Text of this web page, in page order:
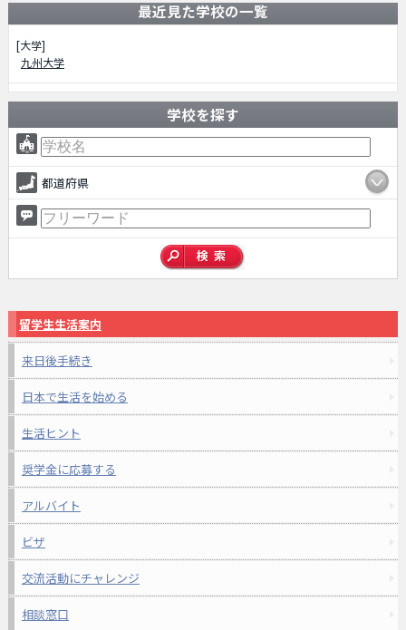
最近見た学校の一覧
[大学]
九州大学
学校を探す
都道府県
留学生生活案内
来日後手続き
日本で生活を始める
生活ヒント
奨学金に応募する
アルバイト
ビザ
交流活動にチャレンジ
相談窓口